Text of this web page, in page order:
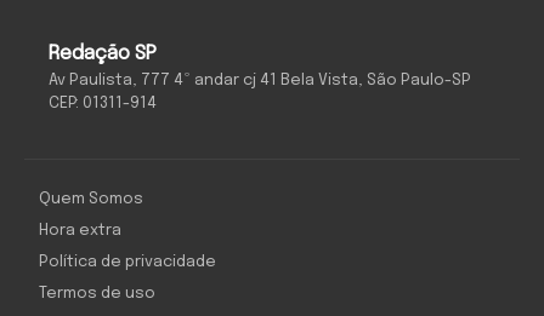
Redação SP
Av Paulista, 777 4º andar cj 41 Bela Vista, São Paulo-SP
CEP: 01311-914
Quem Somos
Hora extra
Política de privacidade
Termos de uso